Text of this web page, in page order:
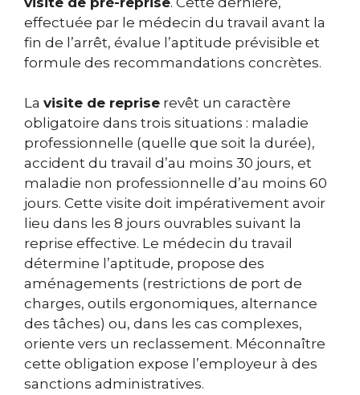
effectuée par le médecin du travail avant la
fin de l’arrêt, évalue l’aptitude prévisible et
formule des recommandations concrètes.
La visite de reprise revêt un caractère
obligatoire dans trois situations : maladie
professionnelle (quelle que soit la durée),
accident du travail d’au moins 30 jours, et
maladie non professionnelle d’au moins 60
jours. Cette visite doit impérativement avoir
lieu dans les 8 jours ouvrables suivant la
reprise effective. Le médecin du travail
détermine l’aptitude, propose des
aménagements (restrictions de port de
charges, outils ergonomiques, alternance
des tâches) ou, dans les cas complexes,
oriente vers un reclassement. Méconnaître
cette obligation expose l’employeur à des
sanctions administratives.